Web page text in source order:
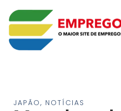
JAPÃO, NOTÍCIAS